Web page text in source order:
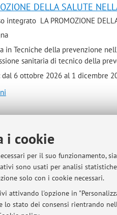
i cookie
per il suo funzionamento,
sono usati per analisi
solo con i cookie necessari.
attivando l'opzione in
lo stato dei consensi rientrando
DELLA SALUTE
integrato LA PROMOZIONE
in Tecniche della prevenzione
sanitaria di tecnico della
6 ottobre 2026 al 1 dicembre